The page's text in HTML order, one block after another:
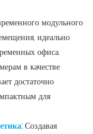
модульного
идеально
офиса.
в качестве
достаточно
для
Создавая